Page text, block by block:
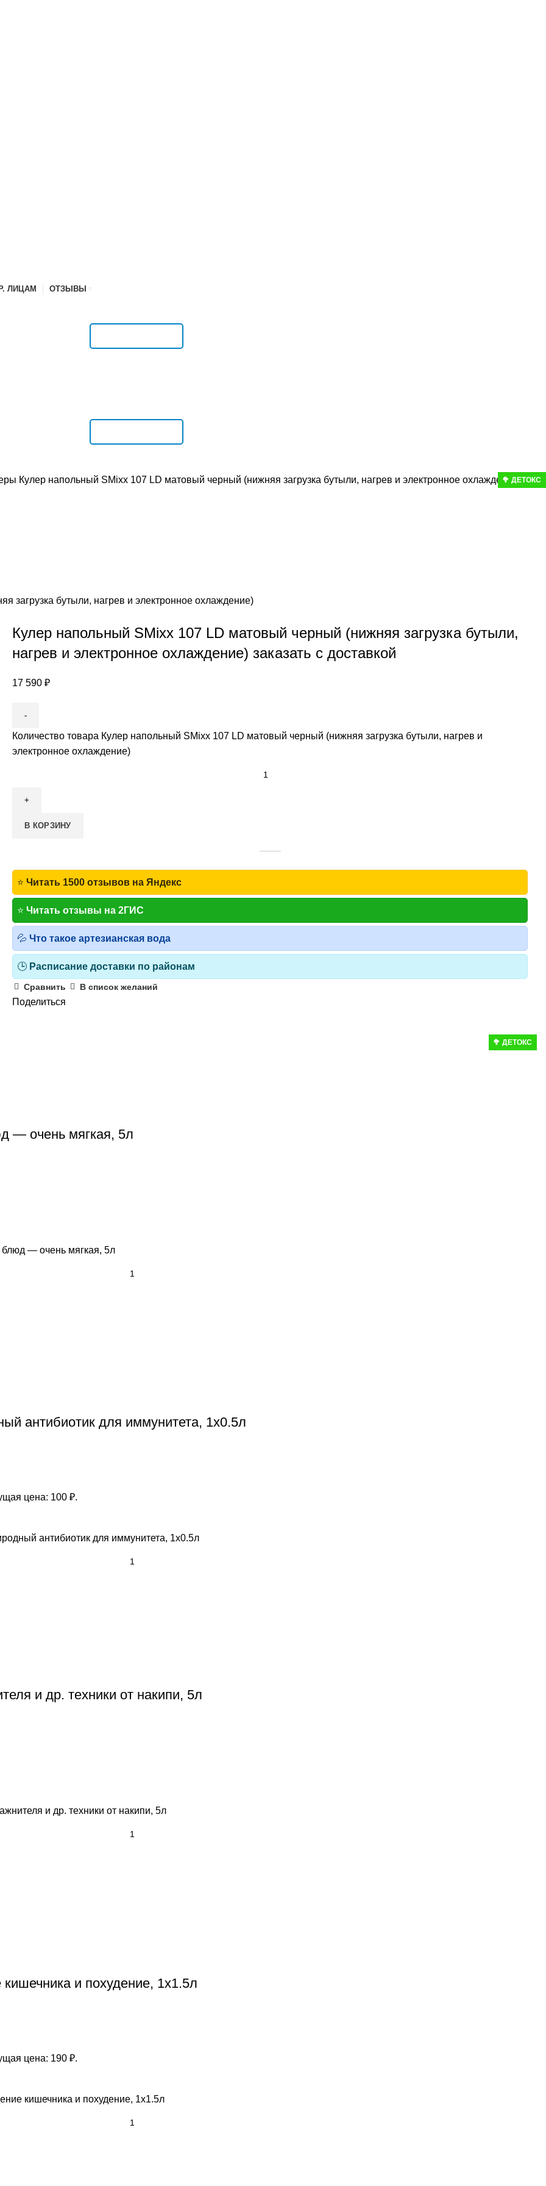
ЛИЦАМ ОТЗЫВЫ
Кулер напольный SMixx 107 LD матовый черный (нижняя загрузка бутыли, нагрев и электронное охлаждение)
загрузка бутыли, нагрев и электронное охлаждение)
Кулер напольный SMixx 107 LD матовый черный (нижняя загрузка бутыли,
нагрев и электронное охлаждение) заказать c доставкой
17 590 ₽
Количество товара Кулер напольный SMixx 107 LD матовый черный (нижняя загрузка бутыли, нагрев и
электронное охлаждение)
В КОРЗИНУ
⭐ Читать 1500 отзывов на Яндекс
⭐ Читать отзывы на 2ГИС
💦 Что такое артезианская вода
🕒 Расписание доставки по районам
Сравнить В список желаний
Поделиться
— очень мягкая, 5л
блюд — очень мягкая, 5л
антибиотик для иммунитета, 1x0.5л
цена: 100 ₽.
антибиотик для иммунитета, 1x0.5л
и др. техники от накипи, 5л
и др. техники от накипи, 5л
🥦 ДЕТОКС
и похудение, 1x1.5л
цена: 190 ₽.
кишечника и похудение, 1x1.5л
🥦 ДЕТОКС